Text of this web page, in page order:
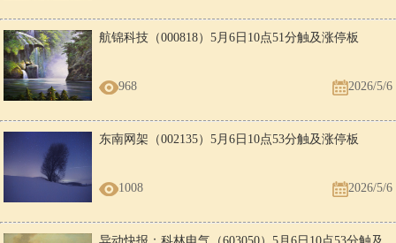
航锦科技（000818）5月6日10点51分触及涨停板
968 2026/5/6
东南网架（002135）5月6日10点53分触及涨停板
1008 2026/5/6